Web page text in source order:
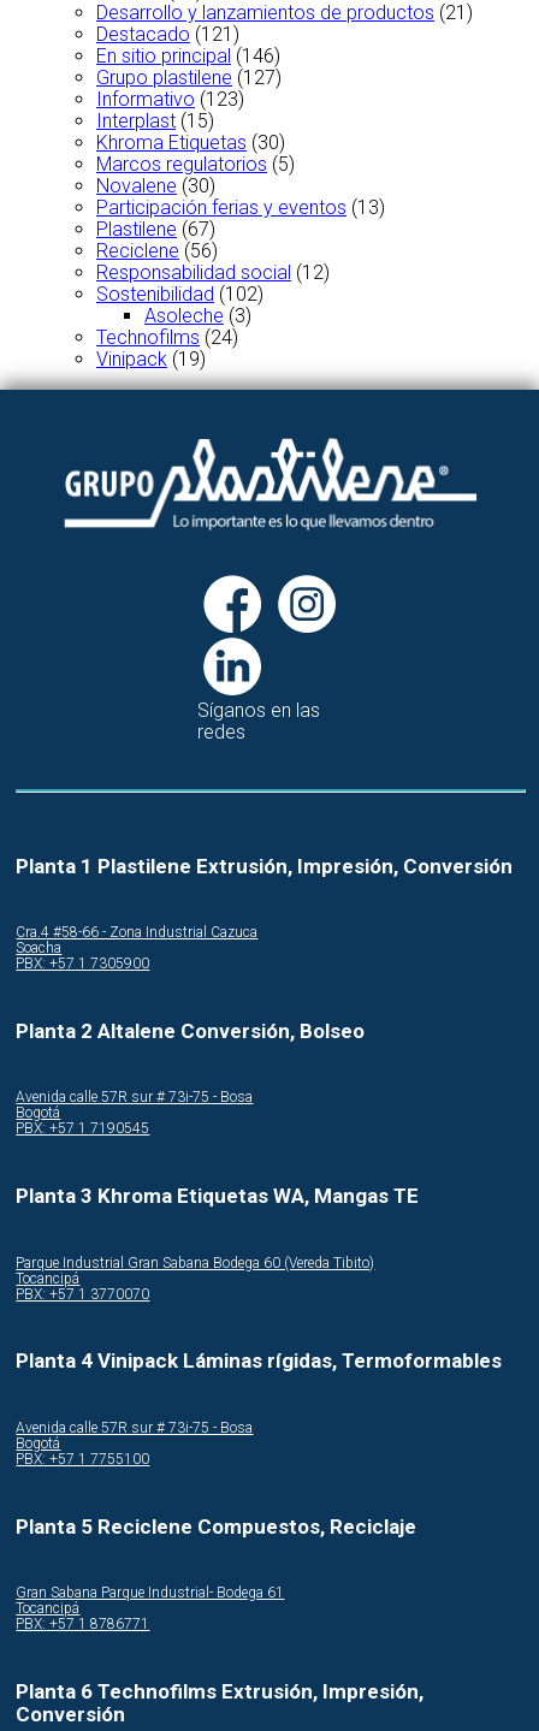
Desarrollo y lanzamientos de productos (21)
Destacado (121)
En sitio principal (146)
Grupo plastilene (127)
Informativo (123)
Interplast (15)
Khroma Etiquetas (30)
Marcos regulatorios (5)
Novalene (30)
Participación ferias y eventos (13)
Plastilene (67)
Reciclene (56)
Responsabilidad social (12)
Sostenibilidad (102)
Asoleche (3)
Technofilms (24)
Vinipack (19)
Síganos en las
redes
Planta 1 Plastilene Extrusión, Impresión, Conversión
Cra.4 #58-66 - Zona Industrial Cazuca
Soacha
PBX: +57 1 7305900
Planta 2 Altalene Conversión, Bolseo
Avenida calle 57R sur # 73i-75 - Bosa
Bogotá
PBX: +57 1 7190545
Planta 3 Khroma Etiquetas WA, Mangas TE
Parque Industrial Gran Sabana Bodega 60 (Vereda Tibito)
Tocancipá
PBX: +57 1 3770070
Planta 4 Vinipack Láminas rígidas, Termoformables
Avenida calle 57R sur # 73i-75 - Bosa
Bogotá
PBX: +57 1 7755100
Planta 5 Reciclene Compuestos, Reciclaje
Gran Sabana Parque Industrial- Bodega 61
Tocancipá
PBX: +57 1 8786771
Planta 6 Technofilms Extrusión, Impresión,
Conversión